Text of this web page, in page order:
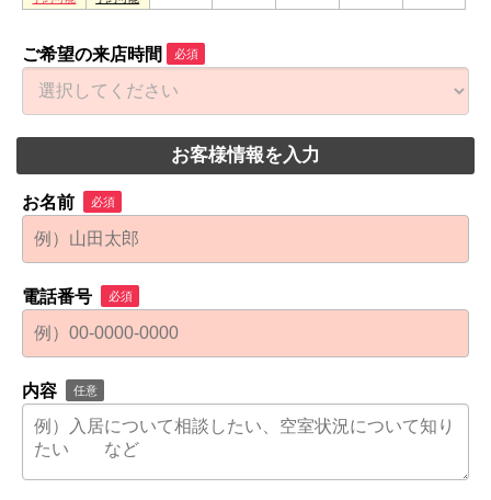
ご希望の来店時間 必須
お客様情報を入力
お名前 必須
電話番号 必須
内容 任意